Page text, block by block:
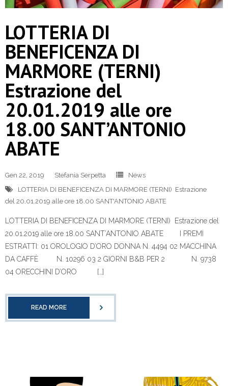
LOTTERIA DI
BENEFICENZA DI
MARMORE (TERNI)
Estrazione del
20.01.2019 alle ore
18.00 SANT’ANTONIO
ABATE
Gen 22, 2019 Stefania Serpetta
News
LOTTERIA DI BENEFICENZA DI MARMORE (TERNI) Estrazione
del 20.01.2019 alle ore 18.00 SANT'ANTONIO ABATE
LOTTERIA DI BENEFICENZA DI MARMORE (TERNI) Estrazione del
20.01.2019 alle ore 18.00 SANT’ANTONIO ABATE I PREMI
ESTRATTI: 01 OROLOGIO D’ORO DONNA N. 4494 02 MACCHINA
DA CAFFÈ N. 10296 03 2 GIORNI B&B PER 2 N. 9738
04 ORECCHINI D’ORO […]
READ MORE